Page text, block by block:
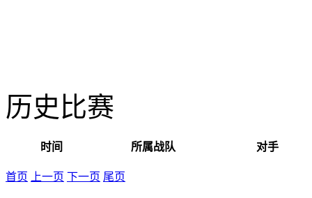
历史比赛
时间 所属战队 对手
首页 上一页 下一页 尾页